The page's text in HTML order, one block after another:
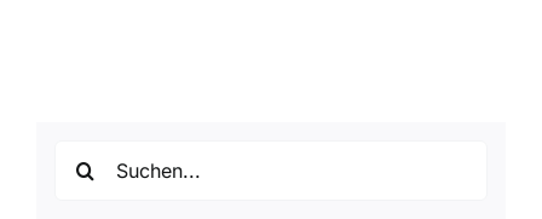
nach: